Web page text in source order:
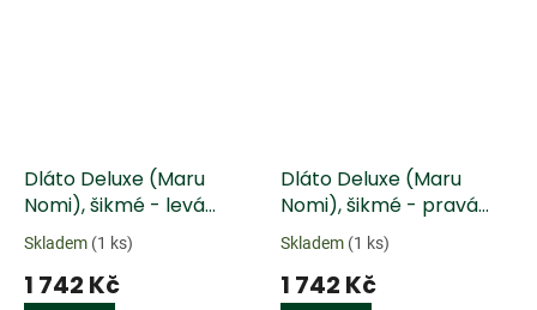
Dláto Deluxe (Maru
Nomi), šikmé - levá
faseta
Skladem (1 ks)
1 742 Kč
Dláto Deluxe (Maru
Nomi), šikmé - pravá
faseta
Skladem (1 ks)
1 742 Kč